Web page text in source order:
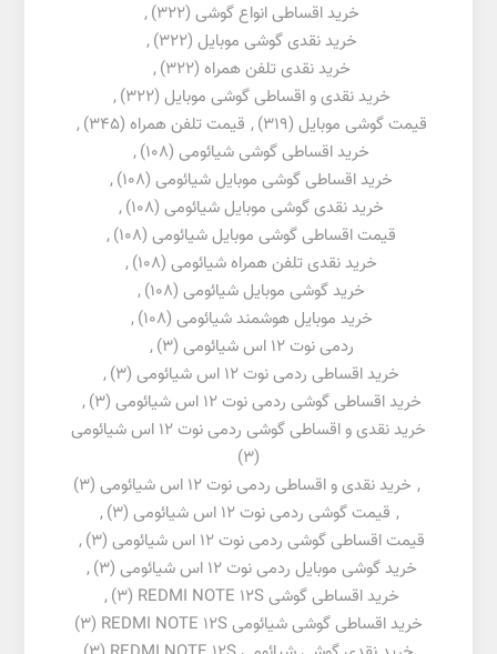
خرید اقساطی انواع گوشی (322)
,
خرید نقدی گوشی موبایل (322)
,
خرید نقدی تلفن همراه (322)
,
خرید نقدی و اقساطی گوشی موبایل (322)
,
قیمت گوشی موبایل (319)
, قیمت تلفن همراه (345)
,
خرید اقساطی گوشی شیائومی (108)
,
خرید اقساطی گوشی موبایل شیائومی (108)
,
خرید نقدی گوشی موبایل شیائومی (108)
,
قیمت اقساطی گوشی موبایل شیائومی (108)
,
خرید نقدی تلفن همراه شیائومی (108)
,
خرید گوشی موبایل شیائومی (108)
,
خرید موبایل هوشمند شیائومی (108)
,
ردمی نوت 12 اس شیائومی
(3)
,
خرید اقساطی ردمی نوت 12 اس شیائومی
(3)
,
خرید اقساطی گوشی ردمی نوت 12 اس شیائومی
(3)
,
خرید نقدی و اقساطی گوشی ردمی نوت 12 اس شیائومی
(3)
, خرید نقدی و اقساطی ردمی نوت 12 اس شیائومی
(3)
, قیمت گوشی ردمی نوت 12 اس شیائومی (3)
,
قیمت اقساطی گوشی ردمی نوت 12 اس شیائومی
(3)
,
خرید گوشی موبایل ردمی نوت 12 اس شیائومی
(3)
,
خرید اقساطی گوشی REDMI NOTE 12S
(3)
,
خرید اقساطی گوشی شیائومی REDMI NOTE 12S
(3)